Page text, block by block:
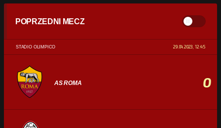
POPRZEDNI MECZ
STADIO OLIMPICO 29.04.2023, 12:45
AS ROMA 0